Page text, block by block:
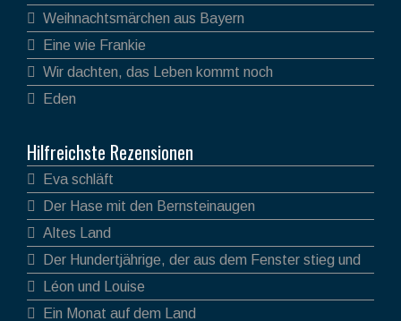
Weihnachtsmärchen aus Bayern
Eine wie Frankie
Wir dachten, das Leben kommt noch
Eden
Hilfreichste Rezensionen
Eva schläft
Der Hase mit den Bernsteinaugen
Altes Land
Der Hundertjährige, der aus dem Fenster stieg und
verschwand
Léon und Louise
Ein Monat auf dem Land